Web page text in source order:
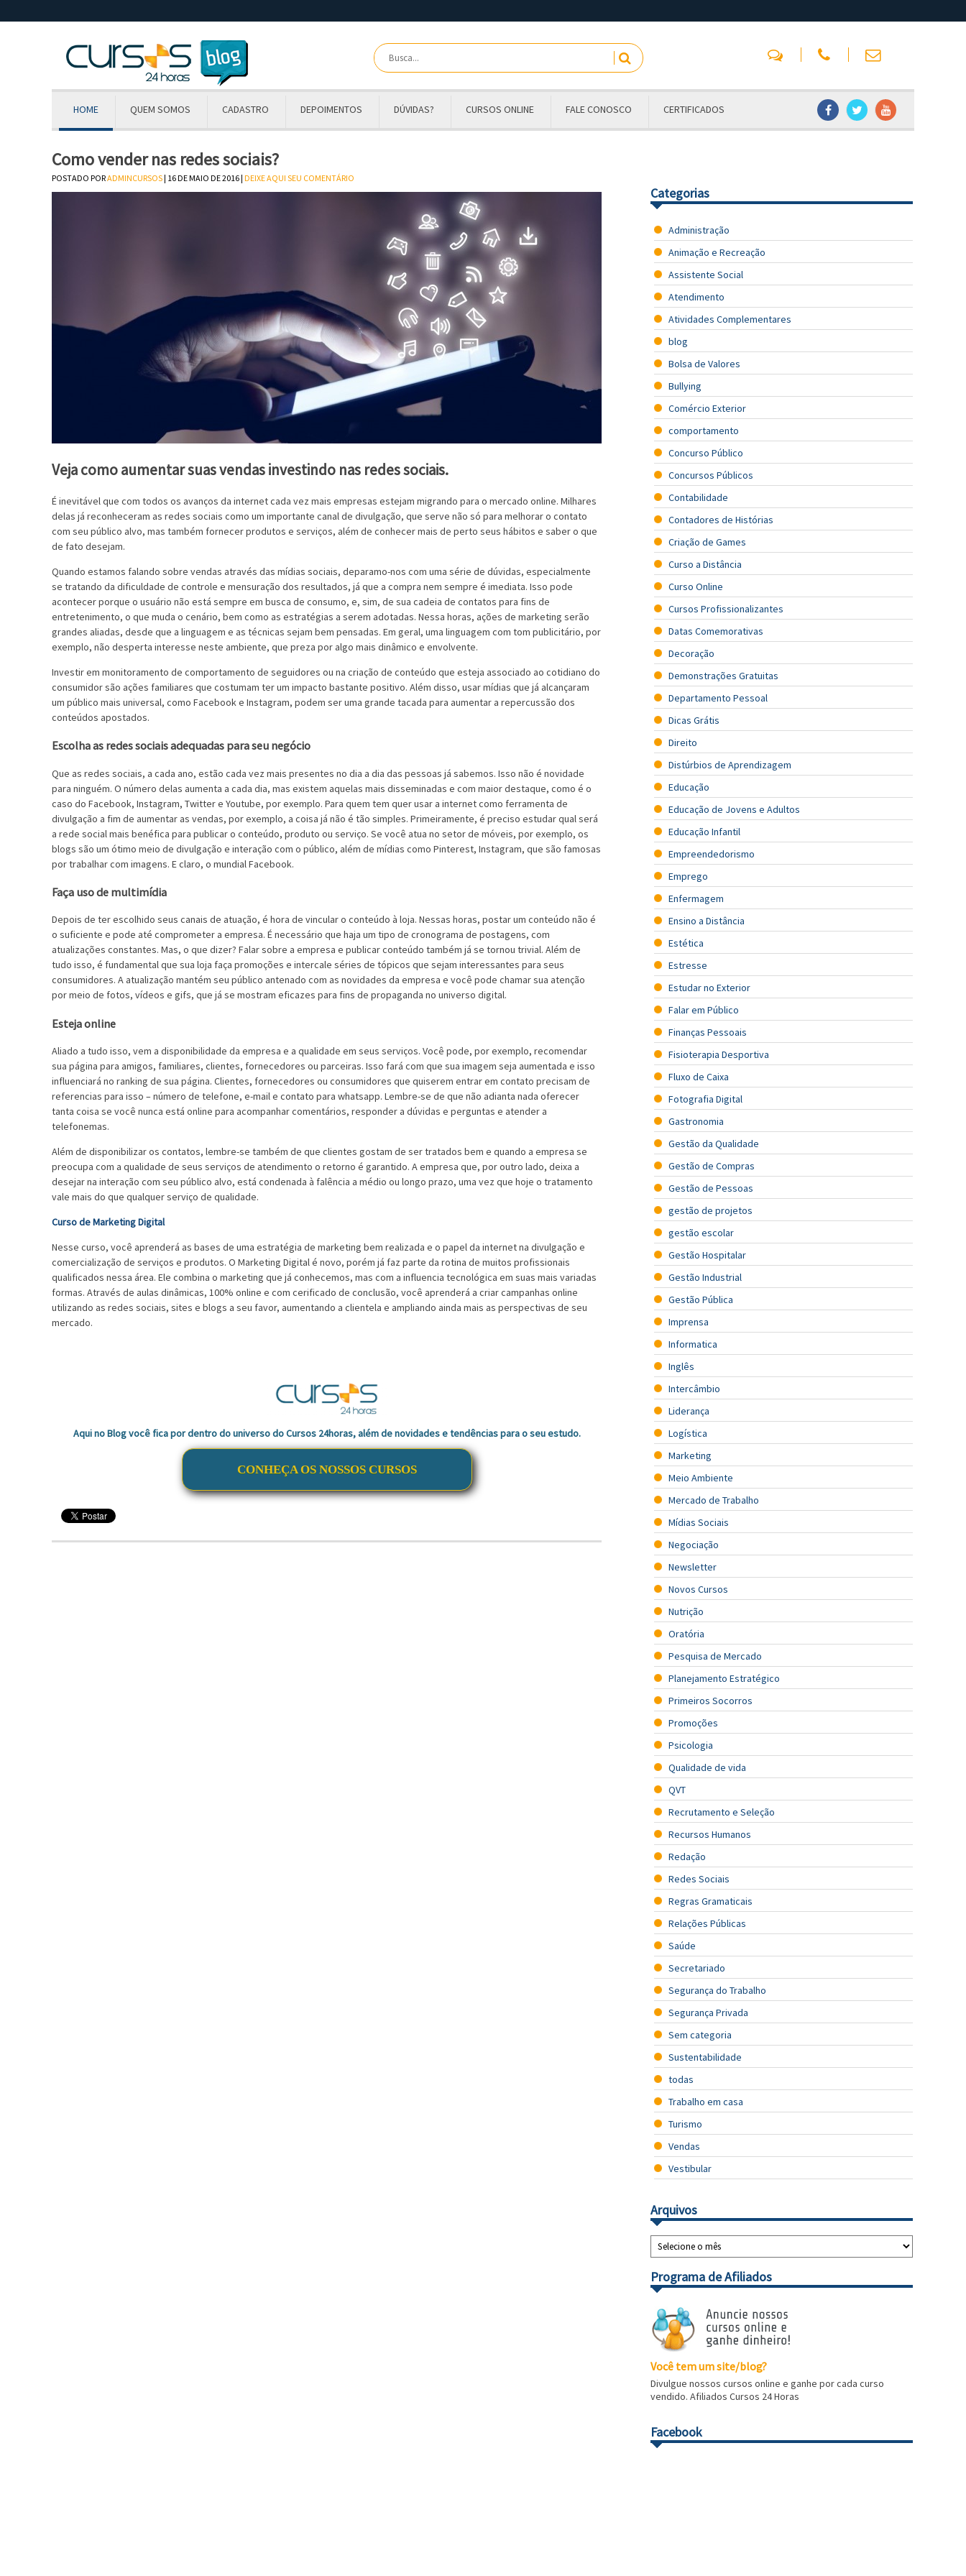
HOME QUEM SOMOS CADASTRO DEPOIMENTOS DÚVIDAS? CURSOS ONLINE FALE CONOSCO CERTIFICADOS
Como vender nas redes sociais?
POSTADO PORADMINCURSOS| 16 DE MAIO DE 2016 | DEIXE AQUI SEU COMENTÁRIO
Veja como aumentar suas vendas investindo nas redes sociais.
É inevitável que com todos os avanços da internet cada vez mais empresas estejam migrando para o mercado online. Milhares
delas já reconheceram as redes sociais como um importante canal de divulgação, que serve não só para melhorar o contato
com seu público alvo, mas também fornecer produtos e serviços, além de conhecer mais de perto seus hábitos e saber o que
de fato desejam.
Quando estamos falando sobre vendas através das mídias sociais, deparamo-nos com uma série de dúvidas, especialmente
se tratando da dificuldade de controle e mensuração dos resultados, já que a compra nem sempre é imediata. Isso pode
acontecer porque o usuário não está sempre em busca de consumo, e, sim, de sua cadeia de contatos para fins de
entretenimento, o que muda o cenário, bem como as estratégias a serem adotadas. Nessa horas, ações de marketing serão
grandes aliadas, desde que a linguagem e as técnicas sejam bem pensadas. Em geral, uma linguagem com tom publicitário, por
exemplo, não desperta interesse neste ambiente, que preza por algo mais dinâmico e envolvente.
Investir em monitoramento de comportamento de seguidores ou na criação de conteúdo que esteja associado ao cotidiano do
consumidor são ações familiares que costumam ter um impacto bastante positivo. Além disso, usar mídias que já alcançaram
um público mais universal, como Facebook e Instagram, podem ser uma grande tacada para aumentar a repercussão dos
conteúdos apostados.
Escolha as redes sociais adequadas para seu negócio
Que as redes sociais, a cada ano, estão cada vez mais presentes no dia a dia das pessoas já sabemos. Isso não é novidade
para ninguém. O número delas aumenta a cada dia, mas existem aquelas mais disseminadas e com maior destaque, como é o
caso do Facebook, Instagram, Twitter e Youtube, por exemplo. Para quem tem quer usar a internet como ferramenta de
divulgação a fim de aumentar as vendas, por exemplo, a coisa já não é tão simples. Primeiramente, é preciso estudar qual será
a rede social mais benéfica para publicar o conteúdo, produto ou serviço. Se você atua no setor de móveis, por exemplo, os
blogs são um ótimo meio de divulgação e interação com o público, além de mídias como Pinterest, Instagram, que são famosas
por trabalhar com imagens. E claro, o mundial Facebook.
Faça uso de multimídia
Depois de ter escolhido seus canais de atuação, é hora de vincular o conteúdo à loja. Nessas horas, postar um conteúdo não é
o suficiente e pode até comprometer a empresa. É necessário que haja um tipo de cronograma de postagens, com
atualizações constantes. Mas, o que dizer? Falar sobre a empresa e publicar conteúdo também já se tornou trivial. Além de
tudo isso, é fundamental que sua loja faça promoções e intercale séries de tópicos que sejam interessantes para seus
consumidores. A atualização mantém seu público antenado com as novidades da empresa e você pode chamar sua atenção
por meio de fotos, vídeos e gifs, que já se mostram eficazes para fins de propaganda no universo digital.
Esteja online
Aliado a tudo isso, vem a disponibilidade da empresa e a qualidade em seus serviços. Você pode, por exemplo, recomendar
sua página para amigos, familiares, clientes, fornecedores ou parceiras. Isso fará com que sua imagem seja aumentada e isso
influenciará no ranking de sua página. Clientes, fornecedores ou consumidores que quiserem entrar em contato precisam de
referencias para isso – número de telefone, e-mail e contato para whatsapp. Lembre-se de que não adianta nada oferecer
tanta coisa se você nunca está online para acompanhar comentários, responder a dúvidas e perguntas e atender a
telefonemas.
Além de disponibilizar os contatos, lembre-se também de que clientes gostam de ser tratados bem e quando a empresa se
preocupa com a qualidade de seus serviços de atendimento o retorno é garantido. A empresa que, por outro lado, deixa a
desejar na interação com seu público alvo, está condenada à falência a médio ou longo prazo, uma vez que hoje o tratamento
vale mais do que qualquer serviço de qualidade.
Curso de Marketing Digital
Nesse curso, você aprenderá as bases de uma estratégia de marketing bem realizada e o papel da internet na divulgação e
comercialização de serviços e produtos. O Marketing Digital é novo, porém já faz parte da rotina de muitos profissionais
qualificados nessa área. Ele combina o marketing que já conhecemos, mas com a influencia tecnológica em suas mais variadas
formas. Através de aulas dinâmicas, 100% online e com cerificado de conclusão, você aprenderá a criar campanhas online
utilizando as redes sociais, sites e blogs a seu favor, aumentando a clientela e ampliando ainda mais as perspectivas de seu
mercado.
Aqui no Blog você fica por dentro do universo do Cursos 24horas, além de novidades e tendências para o seu estudo.
CONHEÇA OS NOSSOS CURSOS
Categorias
Administração
Animação e Recreação
Assistente Social
Atendimento
Atividades Complementares
blog
Bolsa de Valores
Bullying
Comércio Exterior
comportamento
Concurso Público
Concursos Públicos
Contabilidade
Contadores de Histórias
Criação de Games
Curso a Distância
Curso Online
Cursos Profissionalizantes
Datas Comemorativas
Decoração
Demonstrações Gratuitas
Departamento Pessoal
Dicas Grátis
Direito
Distúrbios de Aprendizagem
Educação
Educação de Jovens e Adultos
Educação Infantil
Empreendedorismo
Emprego
Enfermagem
Ensino a Distância
Estética
Estresse
Estudar no Exterior
Falar em Público
Finanças Pessoais
Fisioterapia Desportiva
Fluxo de Caixa
Fotografia Digital
Gastronomia
Gestão da Qualidade
Gestão de Compras
Gestão de Pessoas
gestão de projetos
gestão escolar
Gestão Hospitalar
Gestão Industrial
Gestão Pública
Imprensa
Informatica
Inglês
Intercâmbio
Liderança
Logística
Marketing
Meio Ambiente
Mercado de Trabalho
Mídias Sociais
Negociação
Newsletter
Novos Cursos
Nutrição
Oratória
Pesquisa de Mercado
Planejamento Estratégico
Primeiros Socorros
Promoções
Psicologia
Qualidade de vida
QVT
Recrutamento e Seleção
Recursos Humanos
Redação
Redes Sociais
Regras Gramaticais
Relações Públicas
Saúde
Secretariado
Segurança do Trabalho
Segurança Privada
Sem categoria
Sustentabilidade
todas
Trabalho em casa
Turismo
Vendas
Vestibular
Arquivos
Programa de Afiliados
Você tem um site/blog?
Divulgue nossos cursos online e ganhe por cada curso
vendido. Afiliados Cursos 24 Horas
Facebook